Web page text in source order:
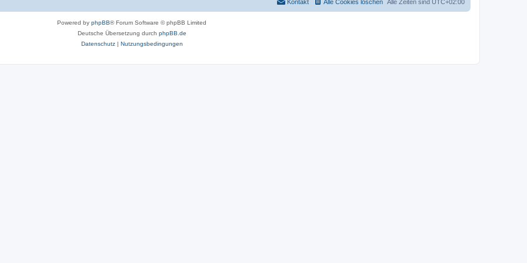
Alle Zeiten sind UTC+02:00
Alle Cookies löschen
Kontakt
Powered by phpBB® Forum Software © phpBB Limited
Deutsche Übersetzung durch phpBB.de
Datenschutz| Nutzungsbedingungen